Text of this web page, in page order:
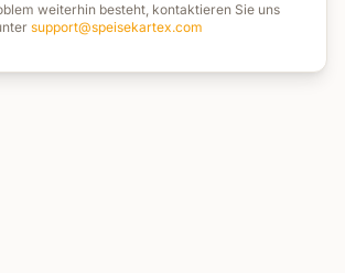
weiterhin besteht, kontaktieren Sie uns
support@speisekartex.com